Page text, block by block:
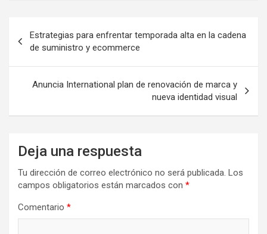
de
entradas
Estrategias para enfrentar temporada alta en la cadena
de suministro y ecommerce
Anuncia International plan de renovación de marca y
nueva identidad visual
Deja una respuesta
Tu dirección de correo electrónico no será publicada. Los
campos obligatorios están marcados con *
Comentario *